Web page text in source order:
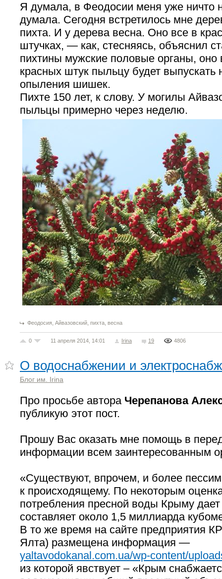
Я думала, в Феодосии меня уже ничто
думала. Сегодня встретилось мне
пихта. И у дерева весна. Оно все в
штучках, — как, стесняясь, объяснил
пихтины мужские половые органы, оно
красных штук пыльцу будет выпускать
опыления шишек.
Пихте 150 лет, к слову. У могилы
пыльцы примерно через неделю.
Феодосия, Айвазовский, пихта, весна
0 11 апреля 2014, 14:01 Irina 19 4806
О водоснабжении и
Блог им. Irina
Про просьбе автора Черепанова
публикую этот пост.
Прошу Вас оказать мне помощь в
информации всем заинтересованным
«Существуют, впрочем, и более
к происходящему. По некоторым
потребления пресной воды Крыму
составляет около 1,5 миллиарда
В то же время на сайте предприятия
Ялта) размещена информация —
yaltavodokanal.com.ua/wp-content/
из которой явствует – «Крым